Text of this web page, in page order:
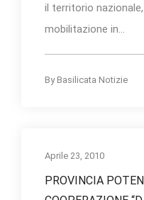
il territorio
mobilitazione in...
By Basilicata Notizie
Aprile 23, 2010
PROVINCIA